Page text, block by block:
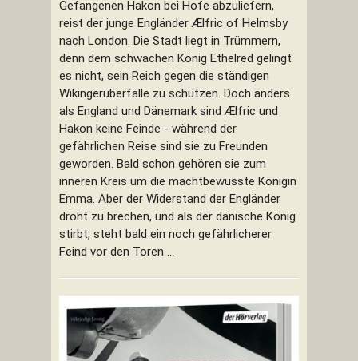
Gefangenen Hakon bei Hofe abzuliefern,
reist der junge Engländer Ælfric of Helmsby
nach London. Die Stadt liegt in Trümmern,
denn dem schwachen König Ethelred gelingt
es nicht, sein Reich gegen die ständigen
Wikingerüberfälle zu schützen. Doch anders
als England und Dänemark sind Ælfric und
Hakon keine Feinde - während der
gefährlichen Reise sind sie zu Freunden
geworden. Bald schon gehören sie zum
inneren Kreis um die machtbewusste Königin
Emma. Aber der Widerstand der Engländer
droht zu brechen, und als der dänische König
stirbt, steht bald ein noch gefährlicherer
Feind vor den Toren ...